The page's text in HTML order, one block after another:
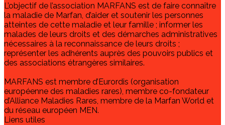
L’objectif de l’association MARFANS est de faire connaître
la maladie de Marfan, d’aider et soutenir les personnes
atteintes de cette maladie et leur famille ; informer les
malades de leurs droits et des démarches administratives
nécessaires à la reconnaissance de leurs droits ;
représenter les adhérents auprès des pouvoirs publics et
des associations étrangères similaires.
MARFANS est membre d’Eurordis (organisation
européenne des maladies rares), membre co-fondateur
d’Alliance Maladies Rares, membre de la Marfan World et
du réseau européen MEN.
Liens utiles